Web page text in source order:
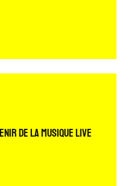
de la musique live